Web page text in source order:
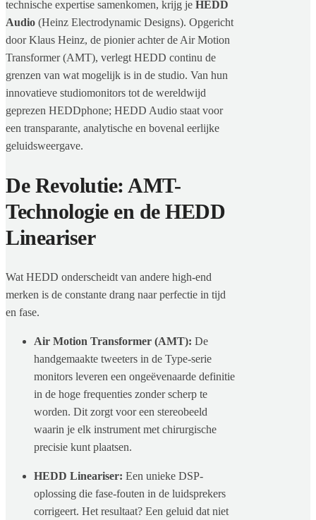
technische expertise samenkomen, krijg je HEDD
Audio (Heinz Electrodynamic Designs). Opgericht
door Klaus Heinz, de pionier achter de Air Motion
Transformer (AMT), verlegt HEDD continu de
grenzen van wat mogelijk is in de studio. Van hun
innovatieve studiomonitors tot de wereldwijd
geprezen HEDDphone; HEDD Audio staat voor
een transparante, analytische en bovenal eerlijke
geluidsweergave.
De Revolutie: AMT-
Technologie en de HEDD
Lineariser
Wat HEDD onderscheidt van andere high-end
merken is de constante drang naar perfectie in tijd
en fase.
Air Motion Transformer (AMT): De
handgemaakte tweeters in de Type-serie
monitors leveren een ongeëvenaarde definitie
in de hoge frequenties zonder scherp te
worden. Dit zorgt voor een stereobeeld
waarin je elk instrument met chirurgische
precisie kunt plaatsen.
HEDD Lineariser: Een unieke DSP-
oplossing die fase-fouten in de luidsprekers
corrigeert. Het resultaat? Een geluid dat niet